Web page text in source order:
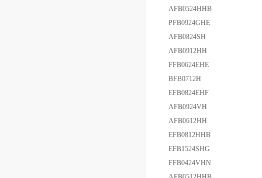
AFB0524HHB
PFB0924GHE
AFB0824SH
AFB0912HH
FFB0624EHE
BFB0712H
EFB0824EHF
AFB0924VH
AFB0612HH
EFB0812HHB
EFB1524SHG
FFB0424VHN